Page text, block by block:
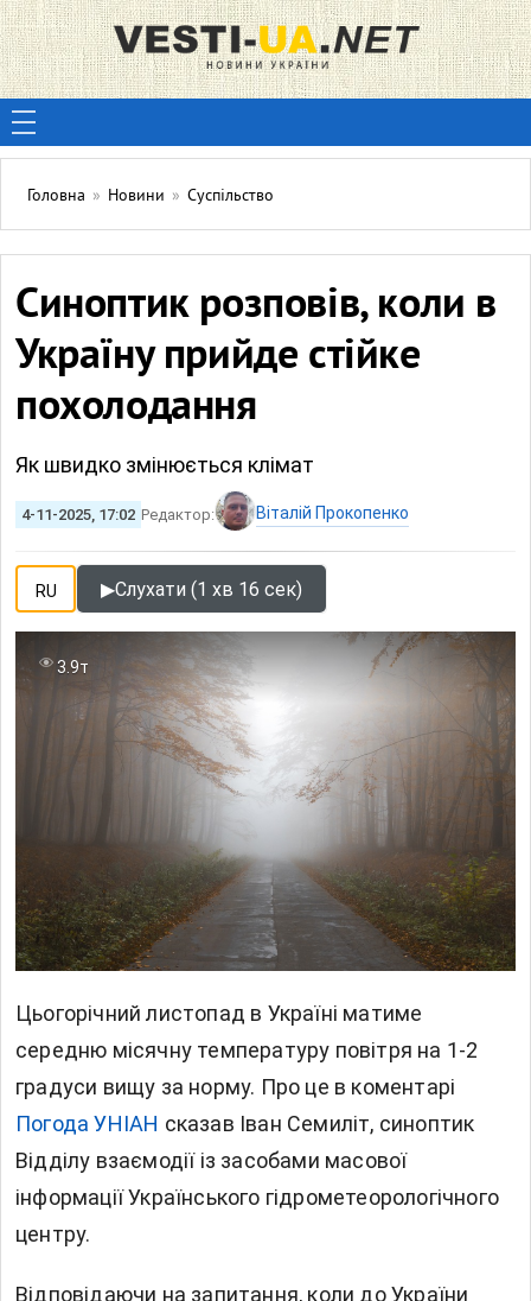
Головна » Новини » Суспільство
Синоптик розповів, коли в
Україну прийде стійке
похолодання
Як швидко змінюється клімат
4-11-2025, 17:02 Редактор: Віталій Прокопенко
RU ▶Слухати (1 хв 16 сек)
3.9т
Цьогорічний листопад в Україні матиме
середню місячну температуру повітря на 1-2
градуси вищу за норму. Про це в коментарі
Погода УНІАН сказав Іван Семиліт, синоптик
Відділу взаємодії із засобами масової
інформації Українського гідрометеорологічного
центру.
Відповідаючи на запитання, коли до України